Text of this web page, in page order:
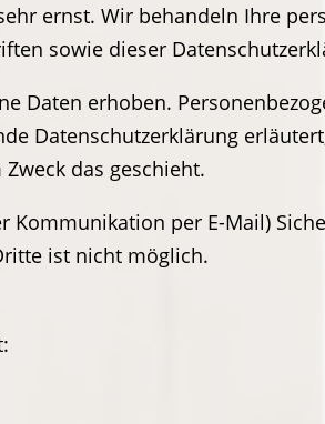
ernst. Wir behandeln Ihre
sowie dieser
Daten erhoben.
Datenschutzerklärung
das geschieht.
Kommunikation per E-Mail)
ist nicht möglich.